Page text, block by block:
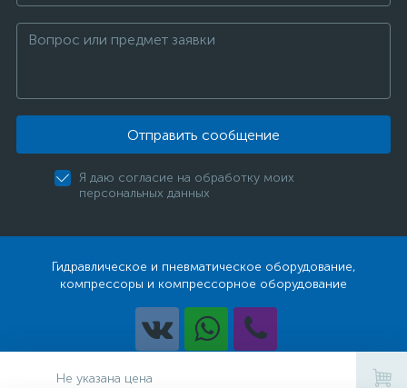
Не указана цена
Отправить сообщение
Я даю согласие на обработку моих
персональных данных
Гидравлическое и пневматическое оборудование,
компрессоры и компрессорное оборудование